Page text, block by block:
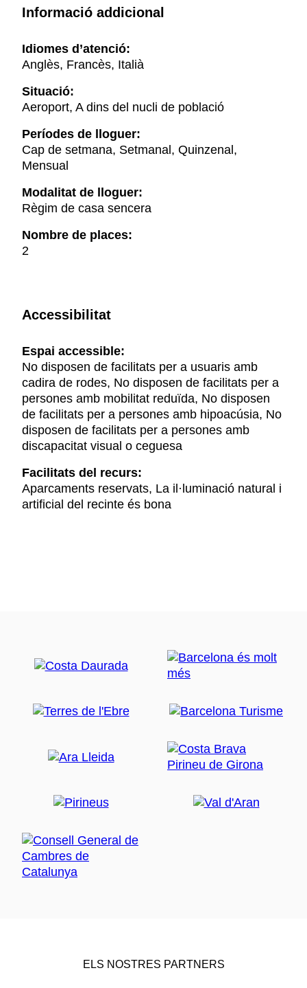
Informació addicional
Idiomes d’atenció:
Anglès, Francès, Italià
Situació:
Aeroport, A dins del nucli de població
Períodes de lloguer:
Cap de setmana, Setmanal, Quinzenal,
Mensual
Modalitat de lloguer:
Règim de casa sencera
Nombre de places:
2
Accessibilitat
Espai accessible:
No disposen de facilitats per a usuaris amb
cadira de rodes, No disposen de facilitats per a
persones amb mobilitat reduïda, No disposen
de facilitats per a persones amb hipoacúsia, No
disposen de facilitats per a persones amb
discapacitat visual o ceguesa
Facilitats del recurs:
Aparcaments reservats, La il·luminació natural i
artificial del recinte és bona
ELS NOSTRES PARTNERS